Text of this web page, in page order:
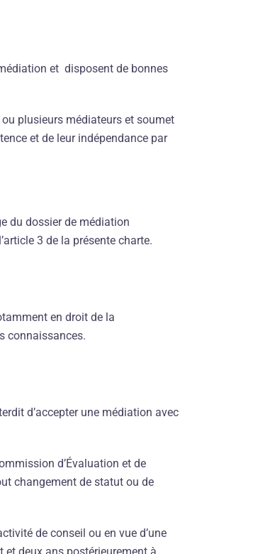
et disposent de bonnes
plusieurs médiateurs et soumet
et de leur indépendance par
du dossier de médiation
3 de la présente charte.
en droit de la
connaissances.
d’accepter une médiation avec
d’Évaluation et de
changement de statut ou de
de conseil ou en vue d’une